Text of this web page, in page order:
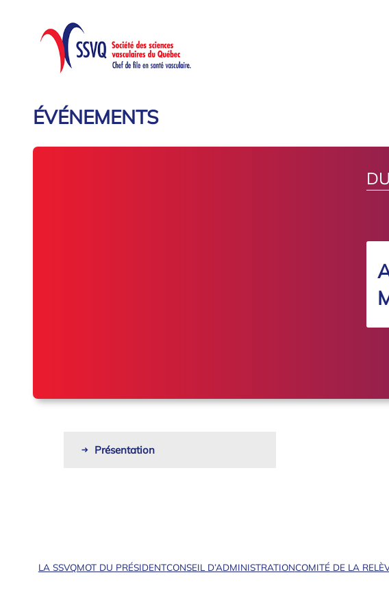
ÉVÉNEMENTS
Présentation
LA SSVQMOT DU PRÉSIDENTCONSEIL D’ADMINISTRATIONCOMITÉ DE LA